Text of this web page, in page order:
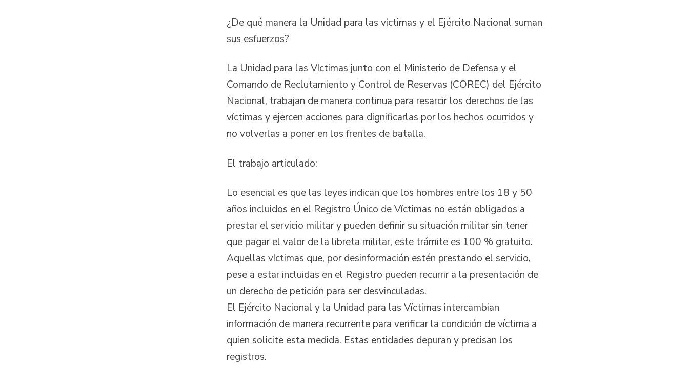
¿De qué manera la Unidad para las víctimas y el Ejército Nacional suman
sus esfuerzos?
La Unidad para las Víctimas junto con el Ministerio de Defensa y el
Comando de Reclutamiento y Control de Reservas (COREC) del Ejército
Nacional, trabajan de manera continua para resarcir los derechos de las
víctimas y ejercen acciones para dignificarlas por los hechos ocurridos y
no volverlas a poner en los frentes de batalla.
El trabajo articulado:
Lo esencial es que las leyes indican que los hombres entre los 18 y 50
años incluidos en el Registro Único de Víctimas no están obligados a
prestar el servicio militar y pueden definir su situación militar sin tener
que pagar el valor de la libreta militar, este trámite es 100 % gratuito.
Aquellas víctimas que, por desinformación estén prestando el servicio,
pese a estar incluidas en el Registro pueden recurrir a la presentación de
un derecho de petición para ser desvinculadas.
El Ejército Nacional y la Unidad para las Víctimas intercambian
información de manera recurrente para verificar la condición de víctima a
quien solicite esta medida. Estas entidades depuran y precisan los
registros.